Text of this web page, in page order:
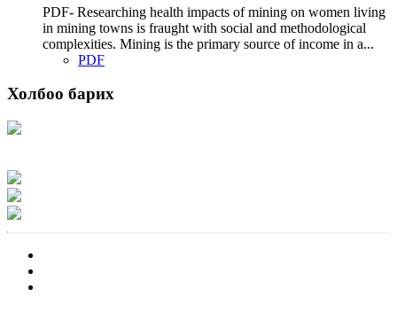
PDF- Researching health impacts of mining on women living
in mining towns is fraught with social and methodological
complexities. Mining is the primary source of income in a...
PDF
Холбоо барих